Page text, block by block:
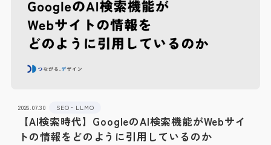
【AI検索時代】GoogleのAI検索機能がWebサイ
トの情報をどのように引用しているのか
2026.07.30 SEO・LLMO